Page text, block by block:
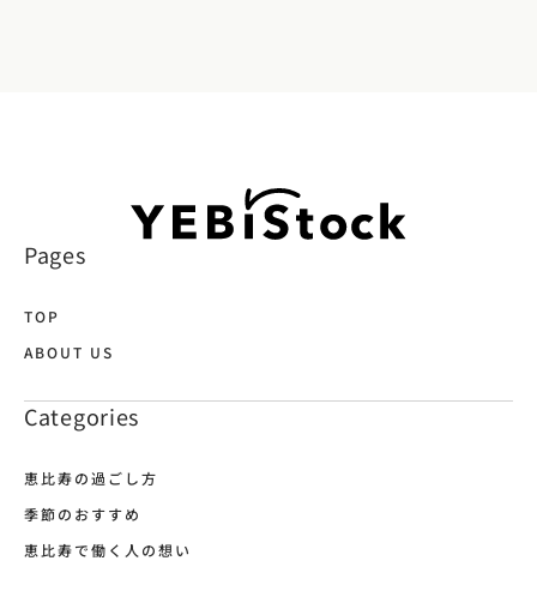
Pages
TOP
ABOUT US
Categories
恵比寿の過ごし方
季節のおすすめ
恵比寿で働く人の想い